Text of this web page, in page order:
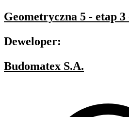
Geometryczna 5 - etap
Deweloper:
Budomatex S.A.